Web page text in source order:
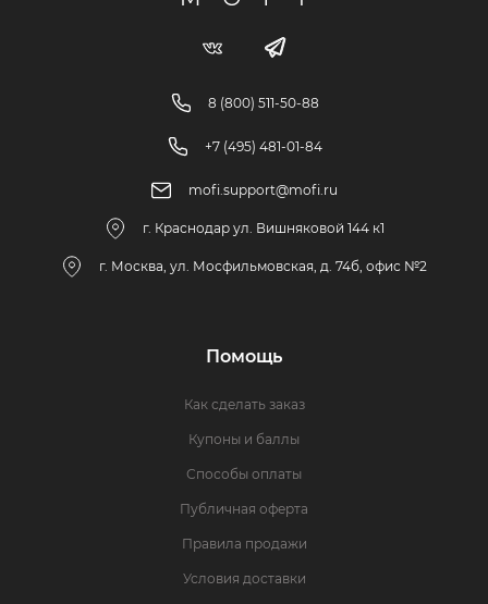
8 (800) 511-50-88
+7 (495) 481-01-84
mofi.support@mofi.ru
г. Краснодар ул. Вишняковой 144 к1
г. Москва, ул. Мосфильмовская, д. 74б, офис №2
Помощь
Как сделать заказ
Купоны и баллы
Способы оплаты
Публичная оферта
Правила продажи
Условия доставки